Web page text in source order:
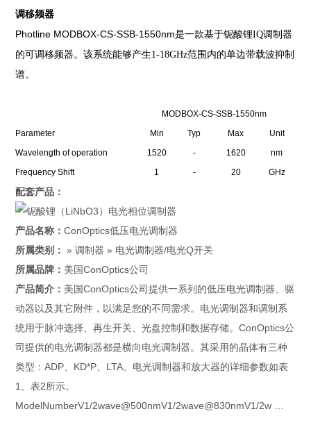
调移频器
Photline MODBOX-CS-SSB-1550nm是一款基于铌酸锂IQ调制器
的可调移频器。该系统能够产生1-18GHz范围内的单边带载波抑制
谱。
MODBOX-CS-SSB-1550nm
Parameter
Min Typ Max
Unit
Wavelength of operation
1520 - 1620
nm
Frequency Shift
1 - 20 GHz
配套产品：
产品名称：ConOptics低压电光调制器
所属类别： » 调制器 » 电光调制器/电光Q开关
所属品牌： 美国ConOptics公司
产品简介： 美国ConOptics公司提供一系列的低压电光调制器、驱
动器以及其它附件，以满足您的不同需求。电光调制器和调制系
统用于脉冲选择、再生开关、光盘控制和数据存储。ConOptics公
司提供的电光调制器都是横向电光调制器。其采用的晶体有三种
类型：ADP、KD*P、LTA。电光调制器和放大器的详细参数如表
1、表2所示。
ModelNumberV1/2wave@500nmV1/2wave@830nmV1/2w …